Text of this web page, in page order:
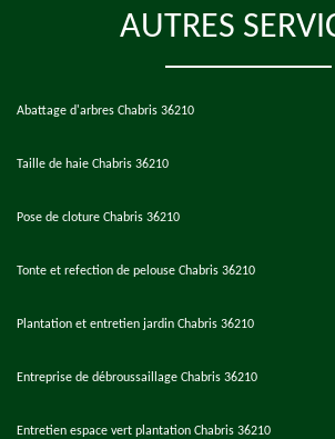
AUTRES
Abattage d'arbres Chabris 36210
Taille de haie Chabris 36210
Pose de cloture Chabris 36210
Tonte et refection de pelouse Chabris 36210
Plantation et entretien jardin Chabris 36210
Entreprise de débroussaillage Chabris 36210
Entretien espace vert plantation Chabris 36210